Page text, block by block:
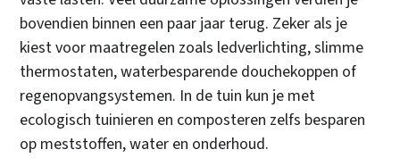
bovendien binnen een paar jaar terug. Zeker als je
kiest voor maatregelen zoals ledverlichting, slimme
thermostaten, waterbesparende douchekoppen of
regenopvangsystemen. In de tuin kun je met
ecologisch tuinieren en composteren zelfs besparen
op meststoffen, water en onderhoud.